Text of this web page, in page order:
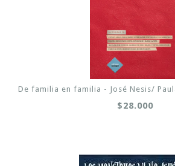
De familia en familia - José Nesis/
$28.000